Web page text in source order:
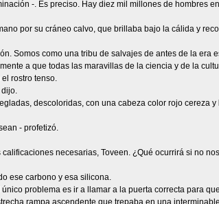
-. Es preciso. Hay diez mil millones de hombres
por su cráneo calvo, que brillaba bajo la cálida y
Somos como una tribu de salvajes de antes de la era
a que todas las maravillas de la ciencia y de la
rostro tenso.
descoloridas, con una cabeza color rojo cereza
- profetizó.
necesarias, Toveen. ¿Qué ocurrirá si no
ese carbono y esa silicona.
problema es ir a llamar a la puerta correcta para
rampa ascendente que trepaba en una